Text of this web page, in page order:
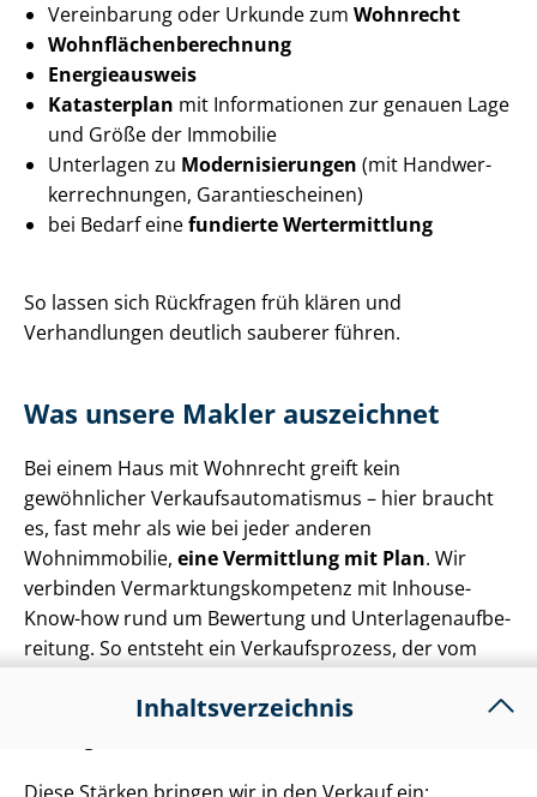
In­halts­ver­zeich­nis
Vereinbarung oder Urkunde zum Wohnrecht
Wohn­flä­chen­be­rech­nung
Energieausweis
Katasterplan mit Informationen zur genauen Lage
und Größe der Immobilie
Unterlagen zu Mo­der­ni­sie­run­gen (mit Hand­wer­
ker­rech­nun­gen, Ga­ran­tie­schei­nen)
bei Bedarf einefundierte Wertermittlung
So lassen sich Rückfragen früh klären und
Verhandlungen deutlich sauberer führen.
Was unsere Makler auszeichnet
Bei einem Haus mit Wohnrecht greift kein
gewöhnlicher Ver­kaufs­au­to­ma­tis­mus – hier braucht
es, fast mehr als wie bei jeder anderen
Wohnimmobilie, eine Vermittlung mit Plan. Wir
verbinden Ver­mark­tungs­kom­pe­tenz mit Inhouse-
Know-how rund um Bewertung und Un­ter­la­gen­auf­be­
rei­tung. So entsteht ein Verkaufsprozess, der vom
ausgerichtet ist:Ihre Immobilie zu einem